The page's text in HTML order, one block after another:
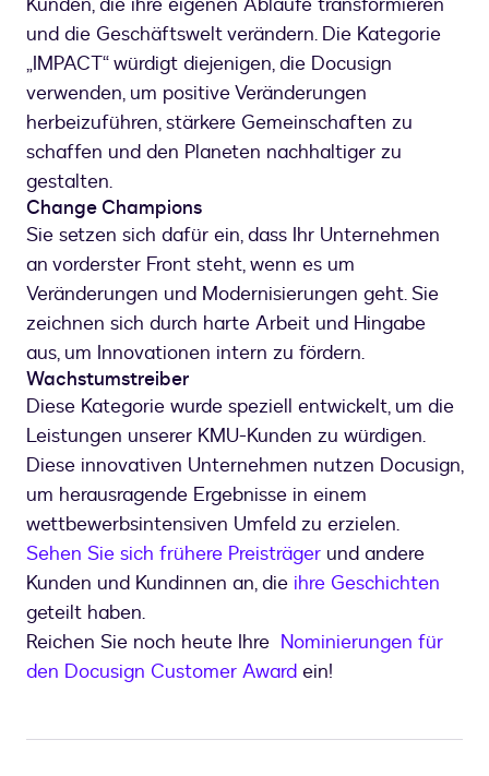
und die Geschäftswelt verändern. Die Kategorie
„IMPACT“ würdigt diejenigen, die Docusign
verwenden, um positive Veränderungen
herbeizuführen, stärkere Gemeinschaften zu
schaffen und den Planeten nachhaltiger zu
gestalten.
Change Champions
Sie setzen sich dafür ein, dass Ihr Unternehmen
an vorderster Front steht, wenn es um
Veränderungen und Modernisierungen geht. Sie
zeichnen sich durch harte Arbeit und Hingabe
aus, um Innovationen intern zu fördern.
Wachstumstreiber
Diese Kategorie wurde speziell entwickelt, um die
Leistungen unserer KMU-Kunden zu würdigen.
Diese innovativen Unternehmen nutzen Docusign,
um herausragende Ergebnisse in einem
wettbewerbsintensiven Umfeld zu erzielen.
Sehen Sie sich frühere Preisträger und andere
Kunden und Kundinnen an, die ihre Geschichten
geteilt haben.
Reichen Sie noch heute Ihre Nominierungen für
den Docusign Customer Award ein!